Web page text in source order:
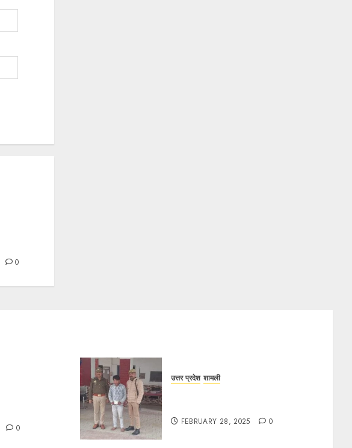
0
0
उत्तर प्रदेश शामली
FEBRUARY 28, 2025 0